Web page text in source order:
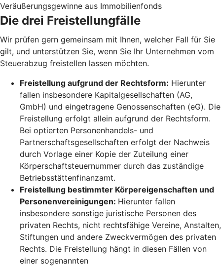
Veräußerungsgewinne aus Immobilienfonds
Die drei Freistellungfälle
Wir prüfen gern gemeinsam mit Ihnen, welcher Fall für Sie
gilt, und unterstützen Sie, wenn Sie Ihr Unternehmen vom
Steuerabzug freistellen lassen möchten.
Freistellung aufgrund der Rechtsform: Hierunter
fallen insbesondere Kapitalgesellschaften (AG,
GmbH) und eingetragene Genossenschaften (eG). Die
Freistellung erfolgt allein aufgrund der Rechtsform.
Bei optierten Personenhandels- und
Partnerschaftsgesellschaften erfolgt der Nachweis
durch Vorlage einer Kopie der Zuteilung einer
Körperschaftsteuernummer durch das zuständige
Betriebsstättenfinanzamt.
Freistellung bestimmter Körpereigenschaften und
Personenvereinigungen: Hierunter fallen
insbesondere sonstige juristische Personen des
privaten Rechts, nicht rechtsfähige Vereine, Anstalten,
Stiftungen und andere Zweckvermögen des privaten
Rechts. Die Freistellung hängt in diesen Fällen von
einer sogenannten